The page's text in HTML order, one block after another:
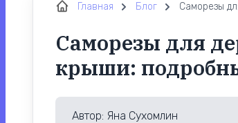
Главная Блог Саморезы
Саморезы для
крыши:
Автор: Яна Сухомлин